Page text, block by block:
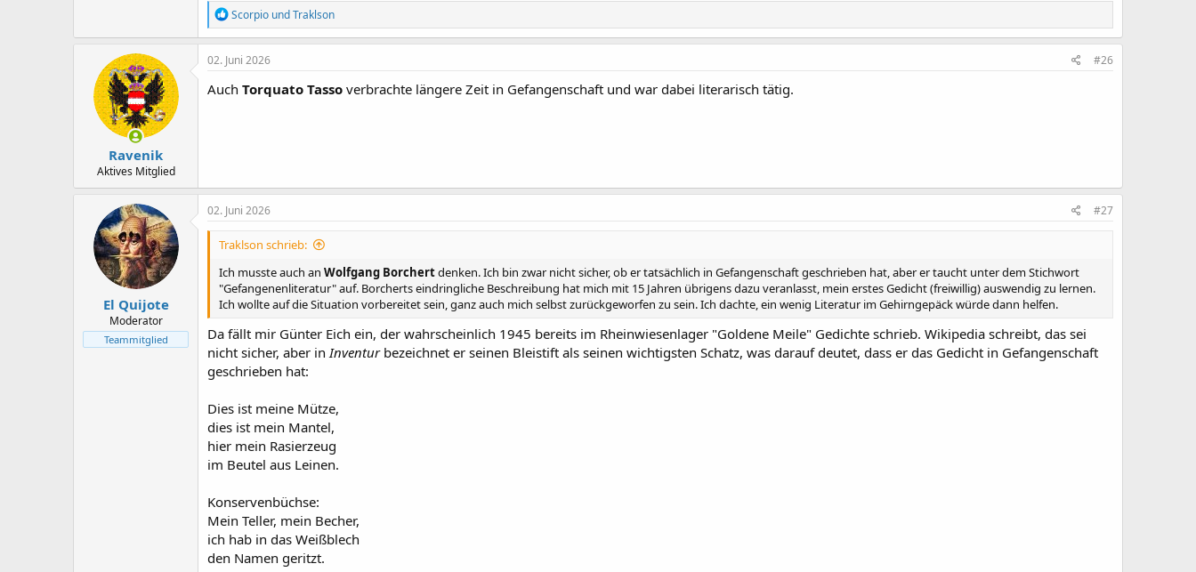
R
e
a
k
i
o
Scorpio undTraklson
Ravenik
Aktives Mitglied
02. Juni 2026 #26
Auch Torquato Tasso verbrachte längere Zeit in Gefangenschaft und war dabei literarisch tätig.
El Quijote
Moderator
Teammitglied
02. Juni 2026 #27
Traklson schrieb:
Ich musste auch an Wolfgang Borchertdenken. Ich bin zwar nicht sicher, ob er tatsächlich in Gefangenschaft geschrieben hat, aber er taucht unter dem Stichwort
"Gefangenenliteratur" auf. Borcherts eindringliche Beschreibung hat mich mit 15 Jahren übrigens dazu veranlasst, mein erstes Gedicht (freiwillig) auswendig zu lernen.
Ich wollte auf die Situation vorbereitet sein, ganz auch mich selbst zurückgeworfen zu sein. Ich dachte, ein wenig Literatur im Gehirngepäck würde dann helfen.
Da fällt mir Günter Eich ein, der wahrscheinlich 1945 bereits im Rheinwiesenlager "Goldene Meile" Gedichte schrieb. Wikipedia schreibt, das sei
nicht sicher, aber inInventur bezeichnet er seinen Bleistift als seinen wichtigsten Schatz, was darauf deutet, dass er das Gedicht in Gefangenschaft
geschrieben hat:
Dies ist meine Mütze,
dies ist mein Mantel,
hier mein Rasierzeug
im Beutel aus Leinen.
Konservenbüchse:
Mein Teller, mein Becher,
ich hab in das Weißblech
den Namen geritzt.